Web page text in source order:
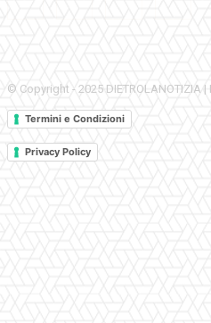
© Copyright - 2025 DIETROLANOTIZIA |
Termini e Condizioni
Privacy Policy